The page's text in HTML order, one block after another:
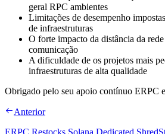
geral RPC ambientes
Limitações de desempenho
de infraestruturas
O forte impacto da distância da
comunicação
A dificuldade de os projetos mais
infraestruturas de alta qualidade
Obrigado pelo seu apoio contínuo ERPC
Anterior
ERPC Restocks Solana Dedicated